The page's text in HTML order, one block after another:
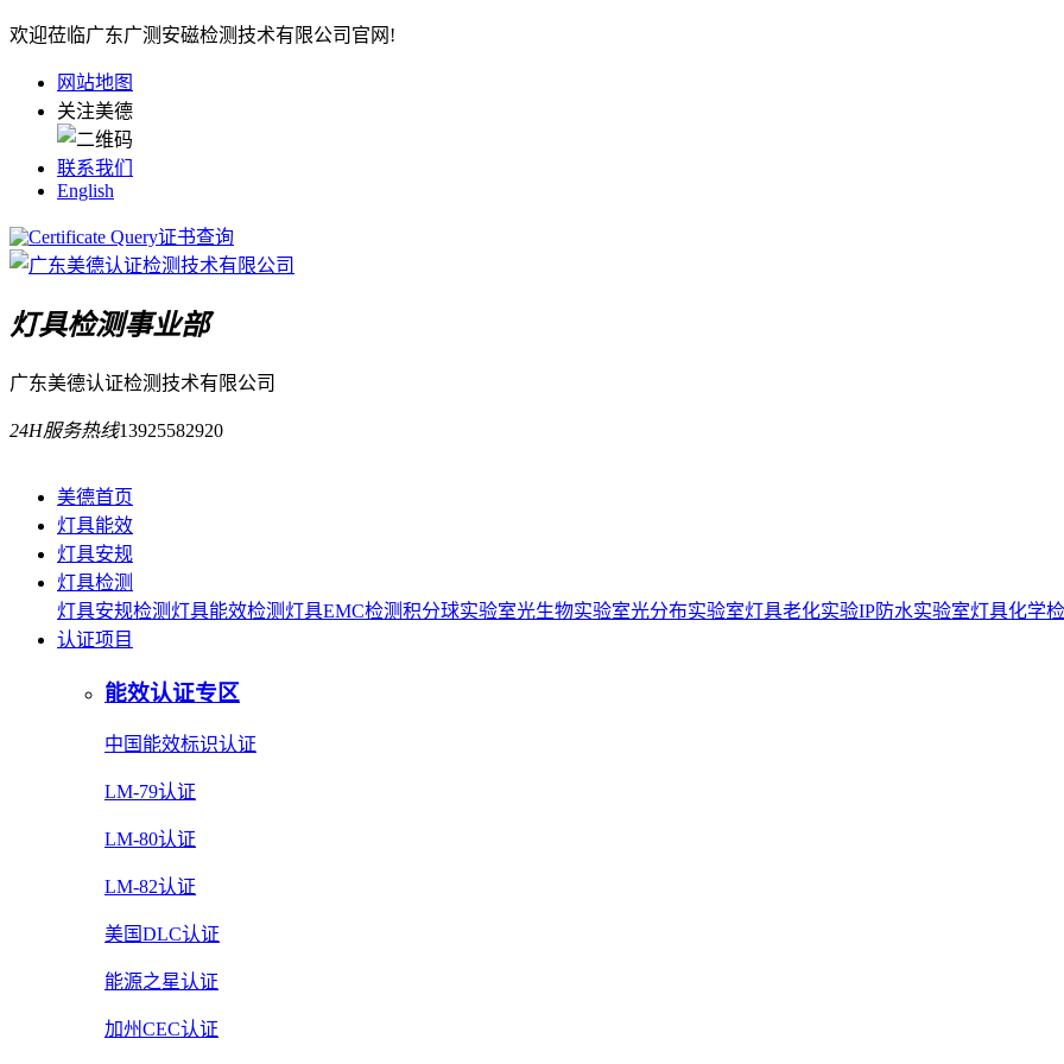
欢迎莅临广东广测安磁检测技术有限公司官网!
网站地图
关注美德
联系我们
English
证书查询
灯具检测事业部
广东美德认证检测技术有限公司
24H服务热线13925582920
美德首页
灯具能效
灯具安规
灯具检测
灯具安规检测 灯具能效检测 灯具EMC检测积分球实验室光生物实验室光分布实验室灯具老化实验IP防水实验室灯具化学
认证项目
能效认证专区
中国能效标识认证
LM-79认证
LM-80认证
LM-82认证
美国DLC认证
能源之星认证
加州CEC认证